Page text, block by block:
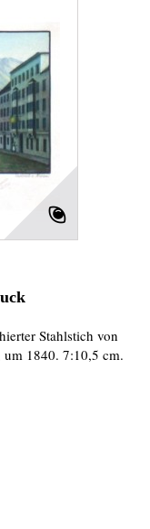
Stahlstich von
1840. 7:10,5 cm.